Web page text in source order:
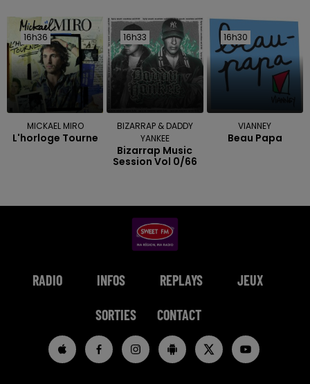
16h36
16h36
MICKAEL MIRO
L'horloge Tourne
16h33
16h33
BIZARRAP & DADDY
YANKEE
Bizarrap Music
Session Vol 0/66
16h30
16h30
VIANNEY
Beau Papa
RADIO INFOS REPLAYS JEUX
SORTIES CONTACT